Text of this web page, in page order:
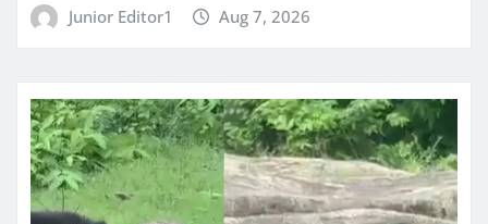
Junior Editor1 Aug 7, 2026